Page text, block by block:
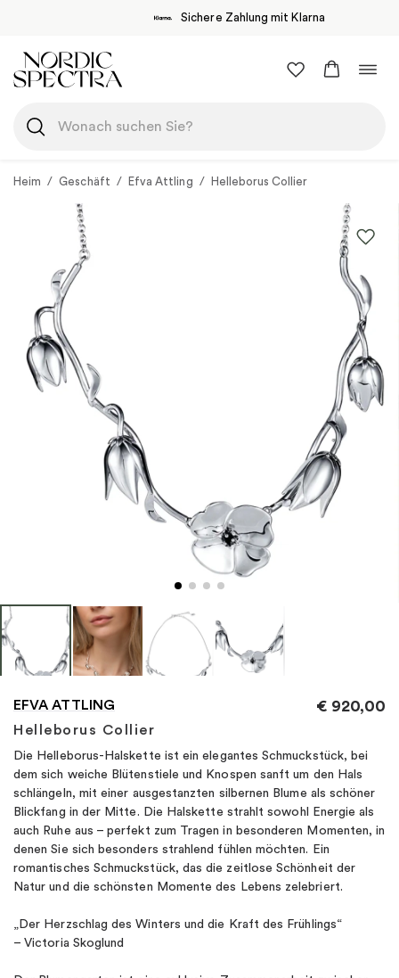
Sichere Zahlung mit Klarna
Inhalt
springen
Heim / Geschäft / Efva Attling / Helleborus Collier
EFVA ATTLING
Helleborus Collier
€ 920,00
Die Helleborus-Halskette ist ein elegantes Schmuckstück, bei
dem sich weiche Blütenstiele und Knospen sanft um den Hals
schlängeln, mit einer ausgestanzten silbernen Blume als schöner
Blickfang in der Mitte. Die Halskette strahlt sowohl Energie als
auch Ruhe aus – perfekt zum Tragen in besonderen Momenten, in
denen Sie sich besonders strahlend fühlen möchten. Ein
romantisches Schmuckstück, das die zeitlose Schönheit der
Natur und die schönsten Momente des Lebens zelebriert.
„Der Herzschlag des Winters und die Kraft des Frühlings“
– Victoria Skoglund